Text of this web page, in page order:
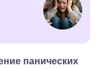
панических